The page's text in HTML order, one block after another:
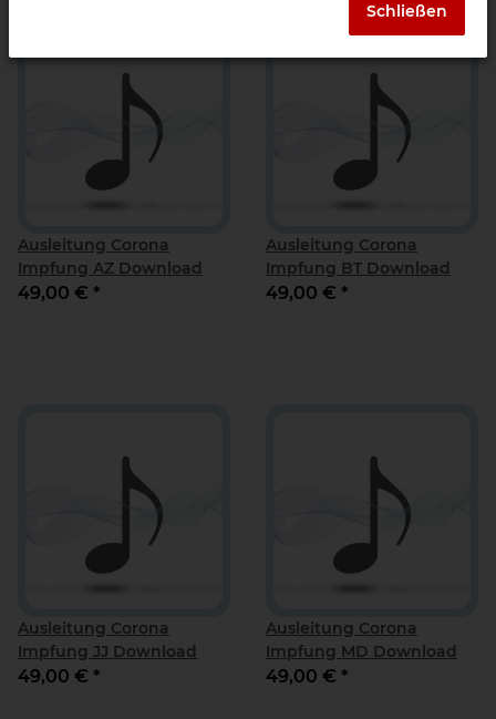
Ausleitung Corona
Impfung AZ Download
49,00 € *
Ausleitung Corona
Impfung BT Download
49,00 € *
Ausleitung Corona
Impfung JJ Download
49,00 € *
Ausleitung Corona
Impfung MD Download
49,00 € *
Schließen